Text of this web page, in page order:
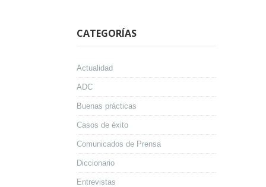
CATEGORÍAS
Actualidad
ADC
Buenas prácticas
Casos de éxito
Comunicados de Prensa
Diccionario
Entrevistas